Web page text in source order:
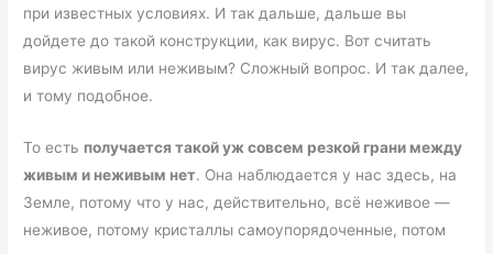
при известных условиях. И так дальше, дальше вы
дойдете до такой конструкции, как вирус. Вот считать
вирус живым или неживым? Сложный вопрос. И так далее,
и тому подобное.
То есть получается такой уж совсем резкой грани между
живым и неживым нет. Она наблюдается у нас здесь, на
Земле, потому что у нас, действительно, всё неживое —
неживое, потому кристаллы самоупорядоченные, потом